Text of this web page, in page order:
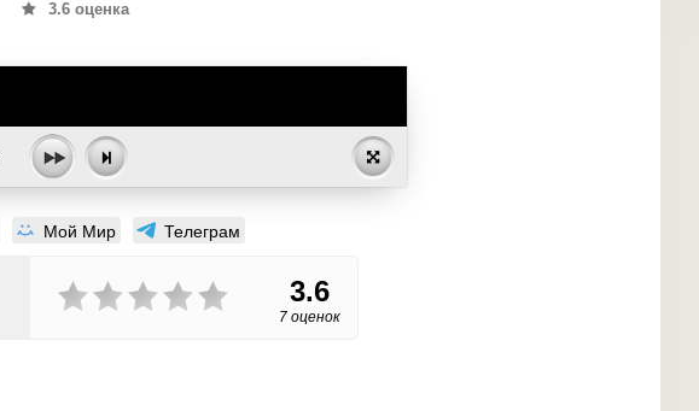
3.6 оценка
Мой Мир Телеграм
3.6
7 оценок